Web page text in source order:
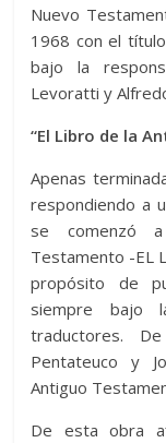
Nuevo
1968 con el título
bajo la
Levoratti y
“El Libro de la
Apenas
respondiendo a
se comenzó
Testamento -EL
propósito de
siempre bajo
traductores.
Pentateuco y
Antiguo
De esta obra